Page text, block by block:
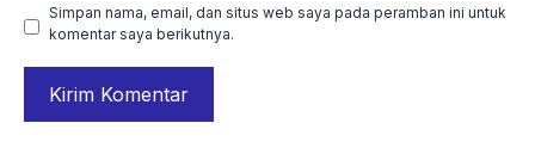
Simpan nama, email, dan situs web saya pada peramban ini untuk
komentar saya berikutnya.